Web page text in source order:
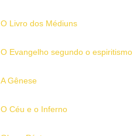
O Livro dos Médiuns
O Evangelho segundo o espiritismo
A Gênese
O Céu e o Inferno